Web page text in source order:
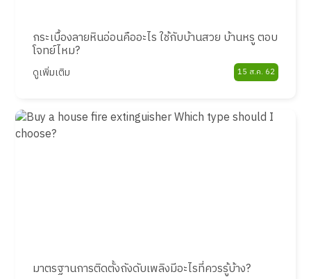
กระเบื้องลายหินอ่อนคืออะไร ใช้กับบ้านสวย บ้านหรู ตอบ
โจทย์ไหม?
ดูเพิ่มเติม 15 ส.ค. 62
มาตรฐานการติดตั้งถังดับเพลิงมีอะไรที่ควรรู้บ้าง?